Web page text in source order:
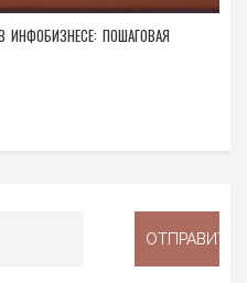
ИНФОБИЗНЕСЕ: ПОШАГОВАЯ